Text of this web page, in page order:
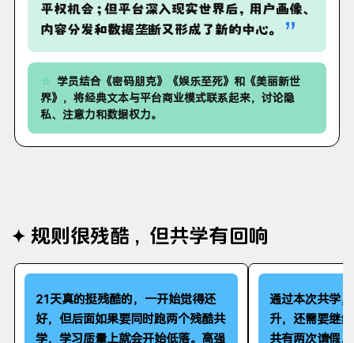
平权机会；但平台深入现实世界后，用户画像、
内容分发和数据垄断又形成了新的中心。
”
学员结合《密码朋克》《娱乐至死》和《美丽新世
界》，将经典文本与平台商业模式联系起来，讨论隐
私、注意力和数据权力。
规则很残酷，但共学有回响
21天真的挺残酷的，一开始觉得还
好，但后面如果要同时跑两个残酷共
学，学习质量上就会开始低落。高强
通过本次共学
升，还需要继
共有两次请假